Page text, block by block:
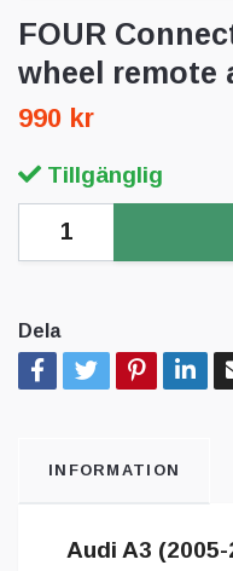
FOUR
wheel remote
990 kr
Tillgänglig
Dela
INFORMATION
Audi A3